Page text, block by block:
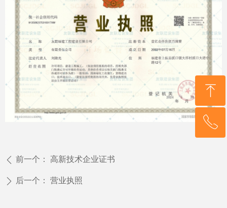
ꄴ 前一个： 高新技术企业证书
ꄲ 后一个： 营业执照
ꁸ
回到顶部
ꂅ